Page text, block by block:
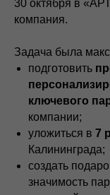
30 октября в
компания.
Задача была
подготовить
ключевого
компании;
уложиться в 7
Калининграда;
создать
значимость